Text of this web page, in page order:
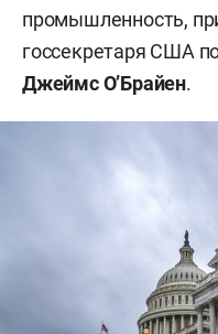
промышленность,
госсекретаря США
Джеймс О’Брайен.